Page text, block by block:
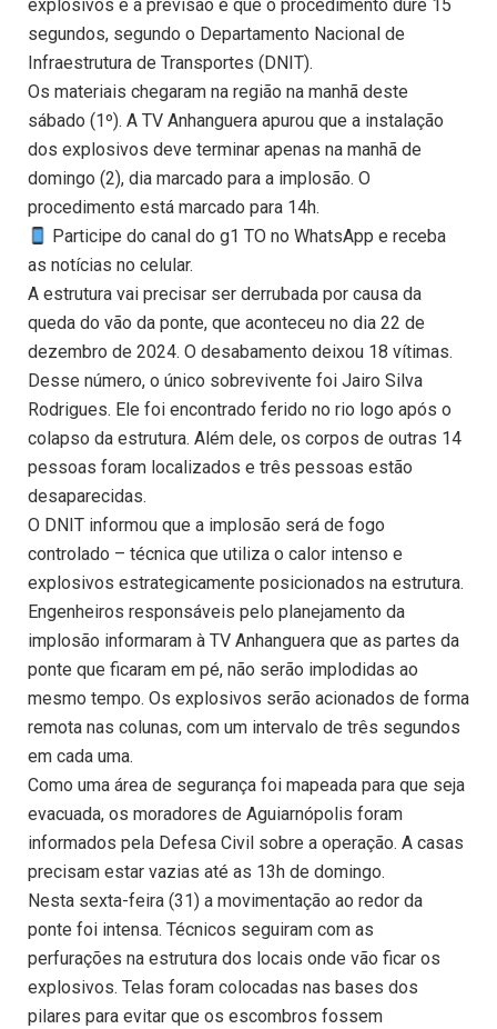
explosivos e a previsão é que o procedimento dure 15
segundos, segundo o Departamento Nacional de
Infraestrutura de Transportes (DNIT).
Os materiais chegaram na região na manhã deste
sábado (1º). A TV Anhanguera apurou que a instalação
dos explosivos deve terminar apenas na manhã de
domingo (2), dia marcado para a implosão. O
procedimento está marcado para 14h.
Participe do canal do g1 TO no WhatsApp e receba
as notícias no celular.
A estrutura vai precisar ser derrubada por causa da
queda do vão da ponte, que aconteceu no dia 22 de
dezembro de 2024. O desabamento deixou 18 vítimas.
Desse número, o único sobrevivente foi Jairo Silva
Rodrigues. Ele foi encontrado ferido no rio logo após o
colapso da estrutura. Além dele, os corpos de outras 14
pessoas foram localizados e três pessoas estão
desaparecidas.
O DNIT informou que a implosão será de fogo
controlado – técnica que utiliza o calor intenso e
explosivos estrategicamente posicionados na estrutura.
Engenheiros responsáveis pelo planejamento da
implosão informaram à TV Anhanguera que as partes da
ponte que ficaram em pé, não serão implodidas ao
mesmo tempo. Os explosivos serão acionados de forma
remota nas colunas, com um intervalo de três segundos
em cada uma.
Como uma área de segurança foi mapeada para que seja
evacuada, os moradores de Aguiarnópolis foram
informados pela Defesa Civil sobre a operação. A casas
precisam estar vazias até as 13h de domingo.
Nesta sexta-feira (31) a movimentação ao redor da
ponte foi intensa. Técnicos seguiram com as
perfurações na estrutura dos locais onde vão ficar os
explosivos. Telas foram colocadas nas bases dos
pilares para evitar que os escombros fossem